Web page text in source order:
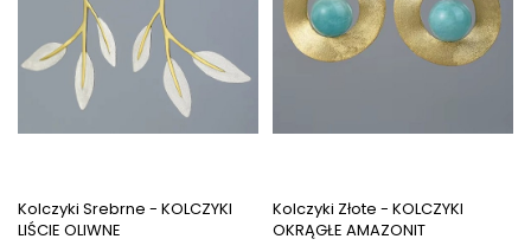
Kolczyki Srebrne - KOLCZYKI
LIŚCIE OLIWNE
Kolczyki Złote - KOLCZYKI
OKRĄGŁE AMAZONIT